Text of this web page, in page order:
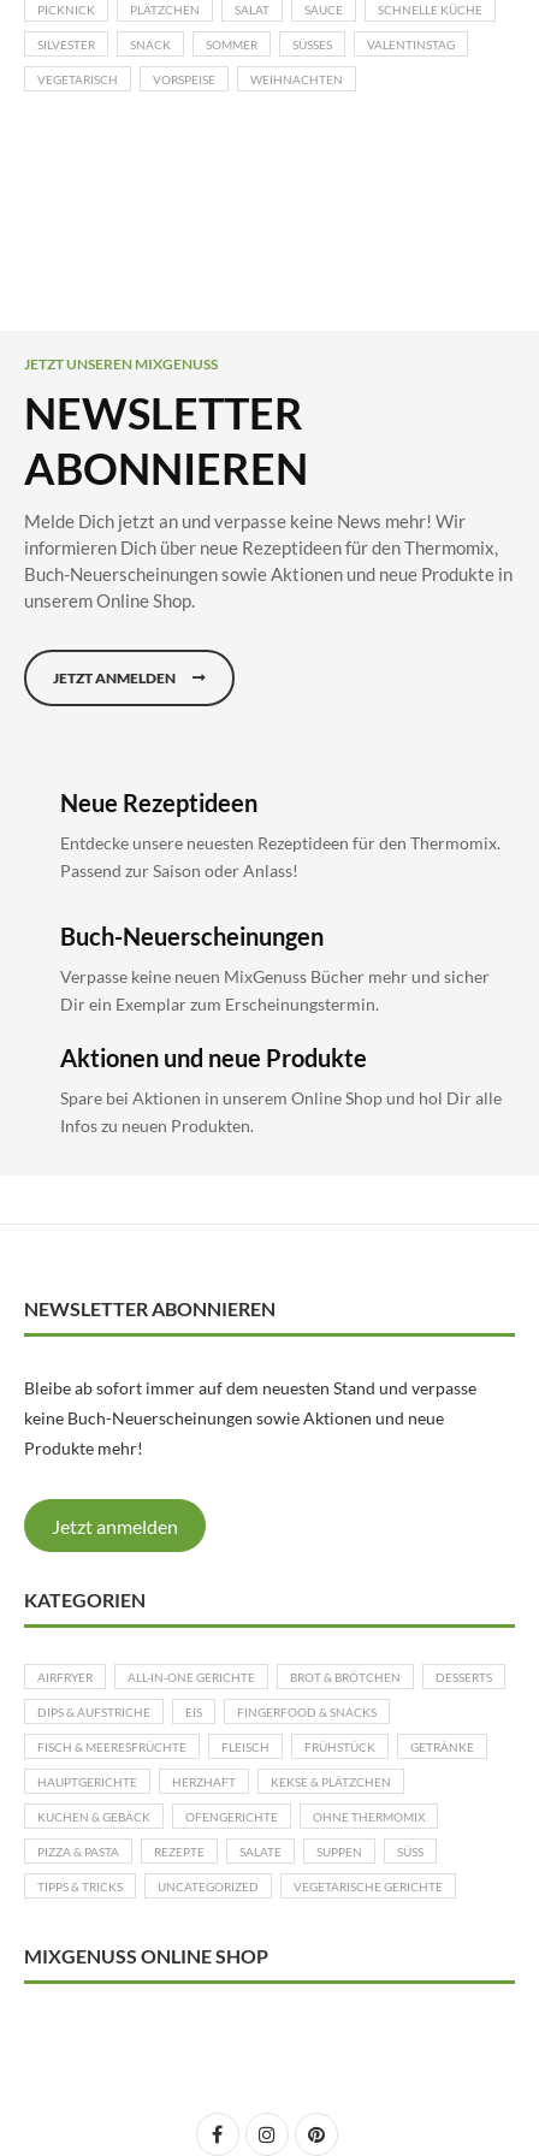
PICKNICK PLÄTZCHEN SALAT SAUCE SCHNELLE KÜCHE
SILVESTER SNACK SOMMER SÜSSES VALENTINSTAG
VEGETARISCH VORSPEISE WEIHNACHTEN
JETZT UNSEREN MIXGENUSS
NEWSLETTER
ABONNIEREN
Melde Dich jetzt an und verpasse keine News mehr! Wir
informieren Dich über neue Rezeptideen für den Thermomix,
Buch-Neuerscheinungen sowie Aktionen und neue Produkte in
unserem Online Shop.
JETZT ANMELDEN
Neue Rezeptideen
Entdecke unsere neuesten Rezeptideen für den Thermomix.
Passend zur Saison oder Anlass!
Buch-Neuerscheinungen
Verpasse keine neuen MixGenuss Bücher mehr und sicher
Dir ein Exemplar zum Erscheinungstermin.
Aktionen und neue Produkte
Spare bei Aktionen in unserem Online Shop und hol Dir alle
Infos zu neuen Produkten.
NEWSLETTER ABONNIEREN
Bleibe ab sofort immer auf dem neuesten Stand und verpasse
keine Buch-Neuerscheinungen sowie Aktionen und neue
Produkte mehr!
Jetzt anmelden
KATEGORIEN
AIRFRYER ALL-IN-ONE GERICHTE BROT & BRÖTCHEN DESSERTS
DIPS & AUFSTRICHE EIS FINGERFOOD & SNACKS
FISCH & MEERESFRÜCHTE FLEISCH FRÜHSTÜCK GETRÄNKE
HAUPTGERICHTE HERZHAFT KEKSE & PLÄTZCHEN
KUCHEN & GEBÄCK OFENGERICHTE OHNE THERMOMIX
PIZZA & PASTA REZEPTE SALATE SUPPEN SÜSS
TIPPS & TRICKS UNCATEGORIZED VEGETARISCHE GERICHTE
MIXGENUSS ONLINE SHOP